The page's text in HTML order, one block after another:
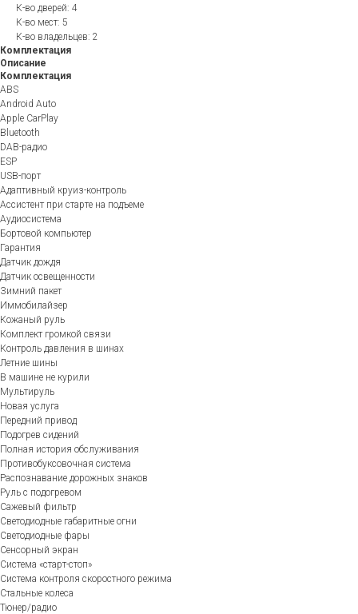
К-во дверей: 4
К-во мест: 5
К-во владельцев: 2
Комплектация
Описание
Комплектация
ABS
Android Auto
Apple CarPlay
Bluetooth
DAB-радио
ESP
USB-порт
Адаптивный круиз-контроль
Ассистент при старте на подъеме
Аудиосистема
Бортовой компьютер
Гарантия
Датчик дождя
Датчик освещенности
Зимний пакет
Иммобилайзер
Кожаный руль
Комплект громкой связи
Контроль давления в шинах
Летние шины
В машине не курили
Мультируль
Новая услуга
Передний привод
Подогрев сидений
Полная история обслуживания
Противобуксовочная система
Распознавание дорожных знаков
Руль с подогревом
Сажевый фильтр
Светодиодные габаритные огни
Светодиодные фары
Сенсорный экран
Система «старт-стоп»
Система контроля скоростного режима
Стальные колеса
Тюнер/радио